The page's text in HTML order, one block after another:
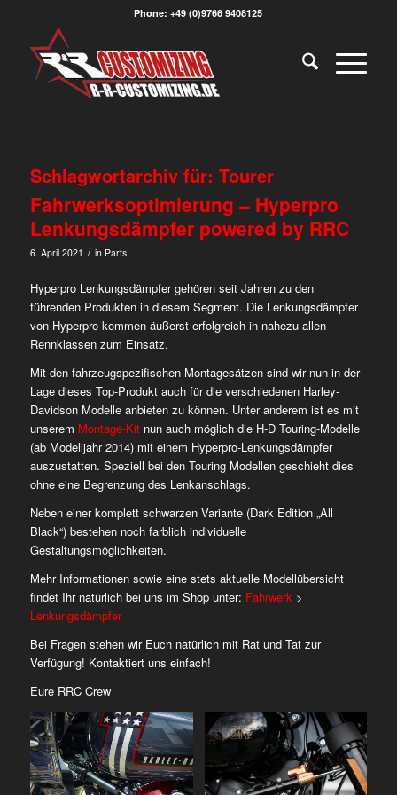
Phone: +49 (0)9766 9408125
Schlagwortarchiv für: Tourer
Fahrwerksoptimierung – Hyperpro
Lenkungsdämpfer powered by RRC
6. April 2021 / in Parts
Hyperpro Lenkungsdämpfer gehören seit Jahren zu den
führenden Produkten in diesem Segment. Die Lenkungsdämpfer
von Hyperpro kommen äußerst erfolgreich in nahezu allen
Rennklassen zum Einsatz.
Mit den fahrzeugspezifischen Montagesätzen sind wir nun in der
Lage dieses Top-Produkt auch für die verschiedenen Harley-
Davidson Modelle anbieten zu können. Unter anderem ist es mit
unserem Montage-Kitnun auch möglich die H-D Touring-Modelle
(ab Modelljahr 2014) mit einem Hyperpro-Lenkungsdämpfer
auszustatten. Speziell bei den Touring Modellen geschieht dies
ohne eine Begrenzung des Lenkanschlags.
Neben einer komplett schwarzen Variante (Dark Edition „All
Black“) bestehen noch farblich individuelle
Gestaltungsmöglichkeiten.
Mehr Informationen sowie eine stets aktuelle Modellübersicht
findet Ihr natürlich bei uns im Shop unter: Fahrwerk>
Lenkungsdämpfer
Bei Fragen stehen wir Euch natürlich mit Rat und Tat zur
Verfügung! Kontaktiert uns einfach!
Eure RRC Crew